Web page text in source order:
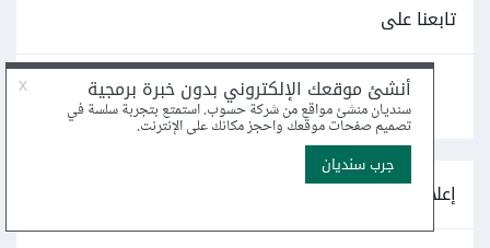
تابعنا على
إعلانات